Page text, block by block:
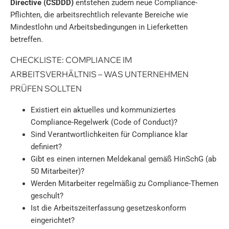
Directive (CSDDD) entstehen zudem neue Compliance-
Pflichten, die arbeitsrechtlich relevante Bereiche wie
Mindestlohn und Arbeitsbedingungen in Lieferketten
betreffen.
CHECKLISTE: COMPLIANCE IM
ARBEITSVERHÄLTNIS – WAS UNTERNEHMEN
PRÜFEN SOLLTEN
Existiert ein aktuelles und kommuniziertes
Compliance-Regelwerk (Code of Conduct)?
Sind Verantwortlichkeiten für Compliance klar
definiert?
Gibt es einen internen Meldekanal gemäß HinSchG (ab
50 Mitarbeiter)?
Werden Mitarbeiter regelmäßig zu Compliance-Themen
geschult?
Ist die Arbeitszeiterfassung gesetzeskonform
eingerichtet?